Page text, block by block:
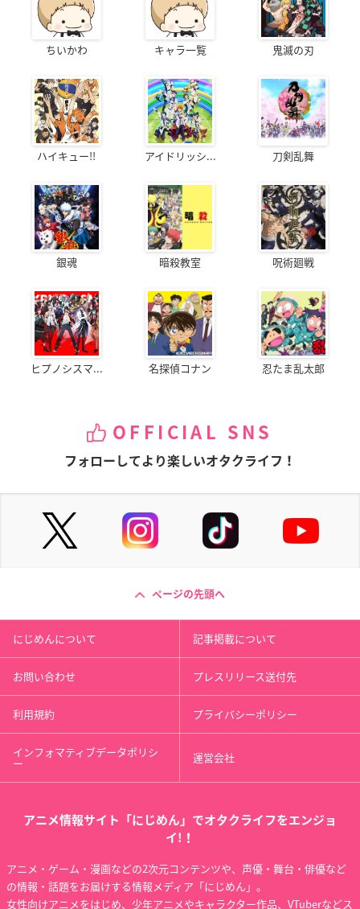
ちいかわ キャラ一覧 鬼滅の刃
ハイキュー!! アイドリッシ... 刀剣乱舞
銀魂 暗殺教室 呪術廻戦
ヒプノシスマ... 名探偵コナン 忍たま乱太郎
OFFICIAL SNS
フォローしてより楽しいオタクライフ！
ページの先頭へ
にじめんについて 記事掲載について
お問い合わせ プレスリリース送付先
利用規約 プライバシーポリシー
インフォマティブデータポリシ
ー 運営会社
アニメ情報サイト「にじめん」でオタクライフをエンジョ
イ!！
アニメ・ゲーム・漫画などの2次元コンテンツや、声優・舞台・俳優など
の情報・話題をお届けする情報メディア「にじめん」。
女性向けアニメをはじめ、少年アニメやキャラクター作品、VTuberなどス